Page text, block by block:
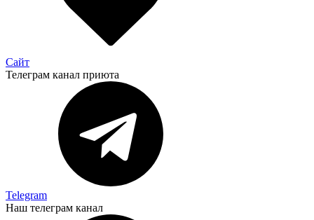
Сайт
Телеграм канал приюта
Telegram
Наш телеграм канал